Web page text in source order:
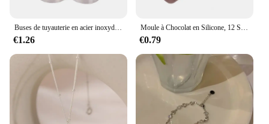
€1.26 €0.79